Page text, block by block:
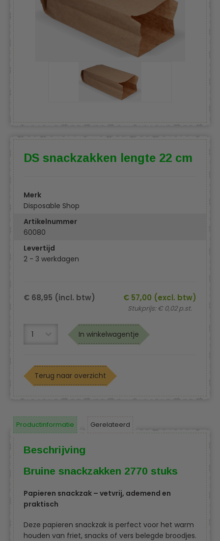
DS snackzakken lengte 22 cm
Merk
Disposable Shop
Artikelnummer
60080
Levertijd
2 - 3 werkdagen
€ 57,00 (excl. btw)
Stukprijs: € 0,02 p.st.
€ 68,95 (incl. btw)
In winkelwagentje
Terug naar overzicht
Productinformatie Gerelateerd
Beschrijving
Bruine snackzakken 2770 stuks
Papieren snackzak – vetvrij, ademend en
praktisch
Deze papieren snackzak is perfect voor het warm
houden van friet, snacks of vers belegde broodjes.